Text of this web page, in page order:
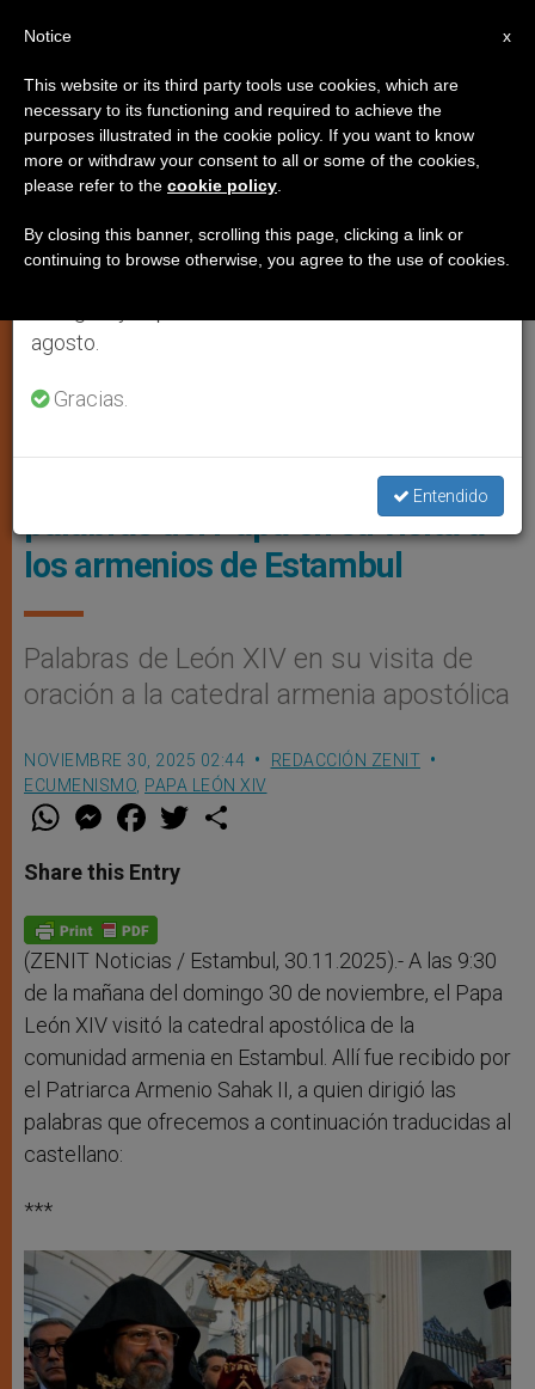
ECUMENISMO,PAPA LEÓN XIV
El Papa León XIV Visitó La Catedral Apostólica De La Comunidad
[Papa en Turquía (día 4)] Las
palabras del Papa en su visita a
los armenios de Estambul
Palabras de León XIV en su visita de
oración a la catedral armenia apostólica
NOVIEMBRE 30, 2025 02:44
REDACCIÓN ZENIT
ECUMENISMO PAPA LEÓN XIV
W
t
s
p
p
M
e
s
e
g
e
r
F
a
e
b
o
k
w
Share this Entry
(ZENIT Noticias / Estambul, 30.11.2025).- A las 9:30
de la mañana del domingo 30 de noviembre, el Papa
León XIV visitó la catedral apostólica de la
comunidad armenia en Estambul. Allí fue recibido por
el Patriarca Armenio Sahak II, a quien dirigió las
palabras que ofrecemos a continuación traducidas al
castellano:
***
×
Aviso importante
Del 27 de julio al 7 de agosto haremos la pausa
anual, aprovechando que en el periodo de verano
se generan menos informaciones y también el
agosto.
Gracias.
Entendido
x
Notice
This website or its third party tools use cookies, which are
necessary to its functioning and required to achieve the
purposes illustrated in the cookie policy. If you want to know
more or withdraw your consent to all or some of the cookies,
please refer to the cookie policy
By closing this banner, scrolling this page, clicking a link or
continuing to browse otherwise, you agree to the use of cookies.